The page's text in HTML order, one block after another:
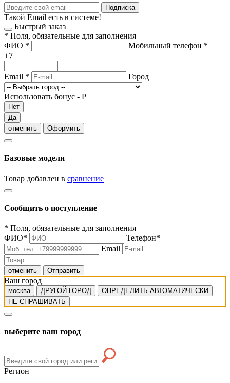
Подписка
Такой Email есть в системе!
Быстрый заказ
* Поля, обязательные для заполнения
ФИО * Мобильный телефон *
+7
Email * Город
Использовать бонус - Р
Нет
Да
отменить
Оформить
Базовые модели
Товар добавлен в сравнение
Сообщить о поступление
* Поля, обязательные для заполнения
ФИО* Телефон*
Email
отменить Отправить
Ваш город
москва ДРУГОЙ ГОРОД
ОПРЕДЕЛИТЬ АВТОМАТИЧЕСКИ
НЕ СПРАШИВАТЬ
выберите ваш город
Регион